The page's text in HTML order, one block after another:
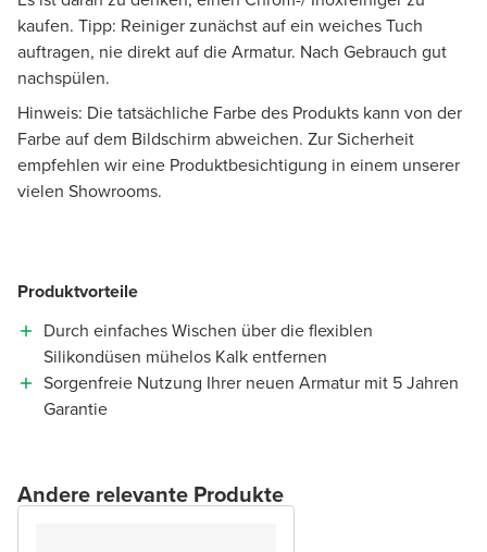
kaufen. Tipp: Reiniger zunächst auf ein weiches Tuch
auftragen, nie direkt auf die Armatur. Nach Gebrauch gut
nachspülen.
Hinweis: Die tatsächliche Farbe des Produkts kann von der
Farbe auf dem Bildschirm abweichen. Zur Sicherheit
empfehlen wir eine Produktbesichtigung in einem unserer
vielen Showrooms.
Produktvorteile
Durch einfaches Wischen über die flexiblen
Silikondüsen mühelos Kalk entfernen
Sorgenfreie Nutzung Ihrer neuen Armatur mit 5 Jahren
Garantie
Andere relevante Produkte